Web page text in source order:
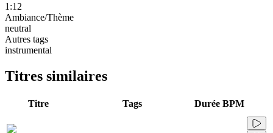
1:12
Ambiance/Thème
neutral
Autres tags
instrumental
Titres similaires
Titre Tags Durée BPM